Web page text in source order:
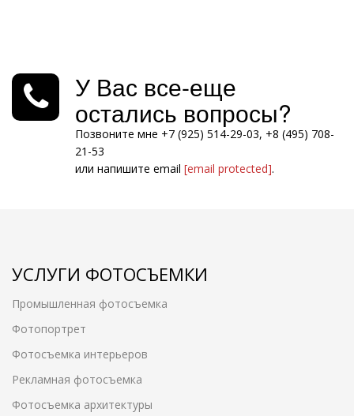
У Вас все-еще
остались вопросы?
Позвоните мне +7 (925) 514-29-03, +8 (495) 708-
21-53
или напишите email [email protected].
УСЛУГИ ФОТОСЪЕМКИ
Промышленная фотосъемка
Фотопортрет
Фотосъемка интерьеров
Рекламная фотосъемка
Фотосъемка архитектуры